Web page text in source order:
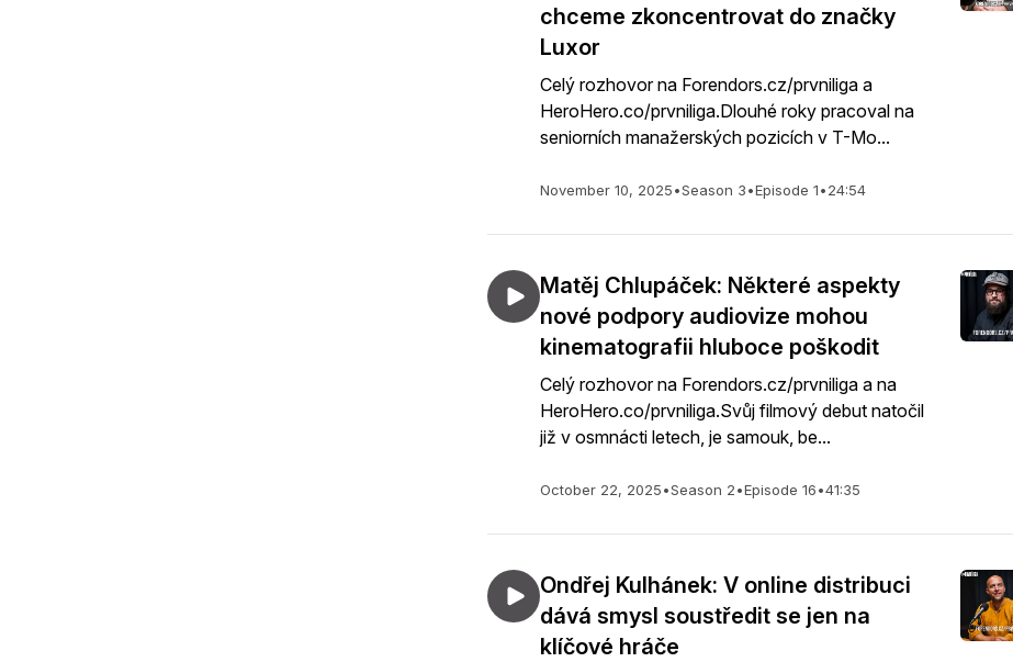
chceme zkoncentrovat do značky
Luxor
Celý rozhovor na Forendors.cz/prvniliga a
HeroHero.co/prvniliga.Dlouhé roky pracoval na
seniorních manažerských pozicích v T-Mo...
November 10, 2025•Season 3•Episode 1•24:54
Matěj Chlupáček: Některé aspekty
nové podpory audiovize mohou
kinematografii hluboce poškodit
Celý rozhovor na Forendors.cz/prvniliga a na
HeroHero.co/prvniliga.Svůj filmový debut natočil
již v osmnácti letech, je samouk, be...
October 22, 2025•Season 2•Episode 16•41:35
Ondřej Kulhánek: V online distribuci
dává smysl soustředit se jen na
klíčové hráče